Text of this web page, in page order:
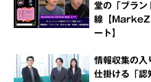
堂の「ブラン
線【
ート】
情報収集の
仕掛ける「認